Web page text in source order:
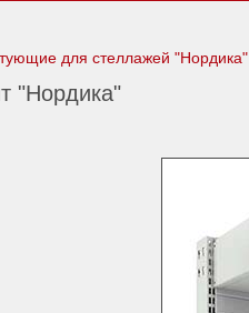
для стеллажей "Нордика"
"Нордика"